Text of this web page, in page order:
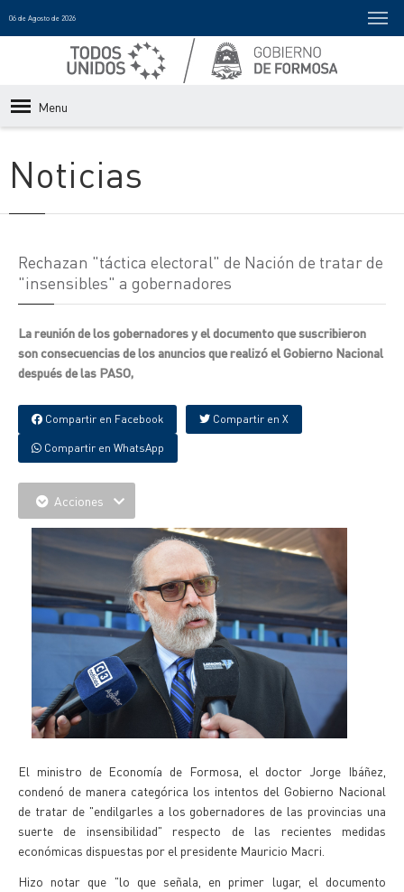
06 de Agosto de 2026
Menu
Noticias
Rechazan "táctica electoral" de Nación de tratar de
"insensibles" a gobernadores
La reunión de los gobernadores y el documento que suscribieron
son consecuencias de los anuncios que realizó el Gobierno Nacional
después de las PASO,
Compartir en Facebook Compartir en X
Compartir en WhatsApp
Acciones
El ministro de Economía de Formosa, el doctor Jorge Ibáñez,
condenó de manera categórica los intentos del Gobierno Nacional
de tratar de "endilgarles a los gobernadores de las provincias una
suerte de insensibilidad" respecto de las recientes medidas
económicas dispuestas por el presidente Mauricio Macri.
Hizo notar que "lo que señala, en primer lugar, el documento